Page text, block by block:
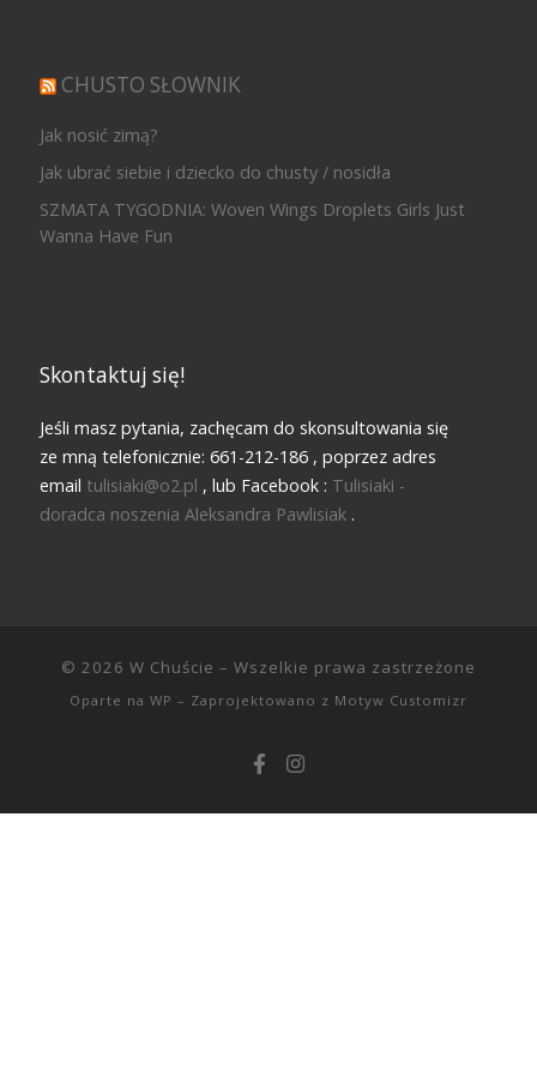
CHUSTO SŁOWNIK
Jak nosić zimą?
Jak ubrać siebie i dziecko do chusty / nosidła
SZMATA TYGODNIA: Woven Wings Droplets Girls Just
Wanna Have Fun
Skontaktuj się!
Jeśli masz pytania, zachęcam do skonsultowania się
ze mną telefonicznie: 661-212-186 , poprzez adres
email tulisiaki@o2.pl , lub Facebook : Tulisiaki -
doradca noszenia Aleksandra Pawlisiak .
© 2026 W Chuście – Wszelkie prawa zastrzeżone
Oparte na WP – Zaprojektowano z Motyw Customizr